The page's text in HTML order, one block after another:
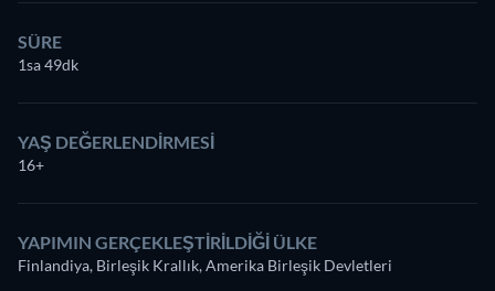
SÜRE
1sa 49dk
YAŞ DEĞERLENDIRMESI
16+
YAPIMIN GERÇEKLEŞTIRILDIĞI ÜLKE
Finlandiya, Birleşik Krallık, Amerika Birleşik Devletleri